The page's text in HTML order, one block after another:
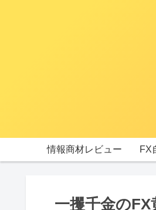
情報商材レビュー FX
一攫千金の